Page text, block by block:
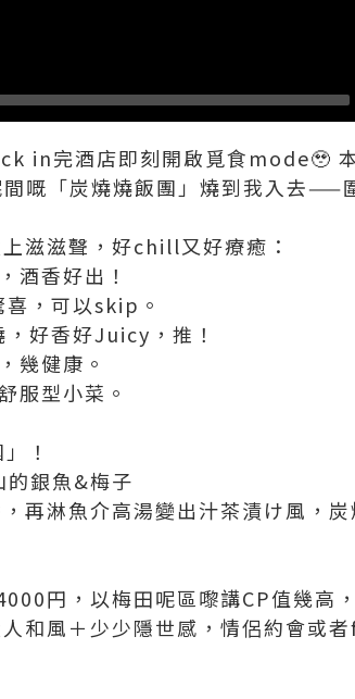
in完酒店即刻開啟覓食mode🥹
嘅「炭燒燒飯團」燒到我入去——
滋滋聲，好chill又好療癒：
酒香好出！
，可以skip。
好香好Juicy，推！
幾健康。
服型小菜。
！
的銀魚&梅子
再淋魚介高湯變出汁茶漬け風，
円，以梅田呢區嚟講CP值幾高
和風＋少少隱世感，情侶約會或